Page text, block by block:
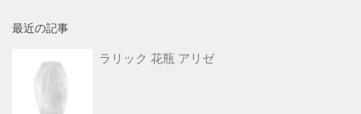
最近の記事
ラリック 花瓶 アリゼ